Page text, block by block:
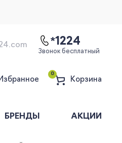
*1224
Звонок бесплатный
0
Корзина
БРЕНДЫ АКЦИИ